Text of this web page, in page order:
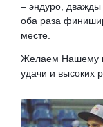
– эндуро, дважды
оба раза
месте.
Желаем Нашему
удачи и высоких